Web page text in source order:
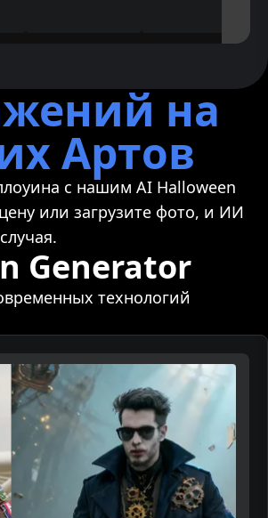
на
Артов
с нашим AI Halloween
или загрузите фото, и ИИ
Generator
технологий